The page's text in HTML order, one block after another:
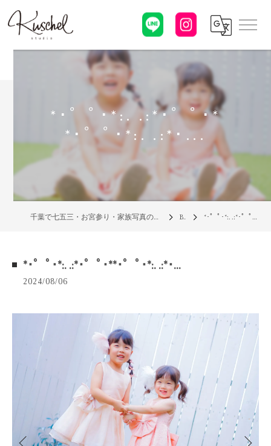
*･゜ﾟ･*:. .:*･゜ﾟ･*
*･゜ﾟ･*:. .:*･...
千葉で七五三・お宮参り・家族写真の写真館なら「クシェルスタジオ」 Blog *･゜ﾟ･*:. .:*･゜ﾟ･**･゜ﾟ･*:. .:*･...
*･゜ﾟ･*:. .:*･゜ﾟ･**･゜ﾟ･*:. .:*･...
2024/08/06